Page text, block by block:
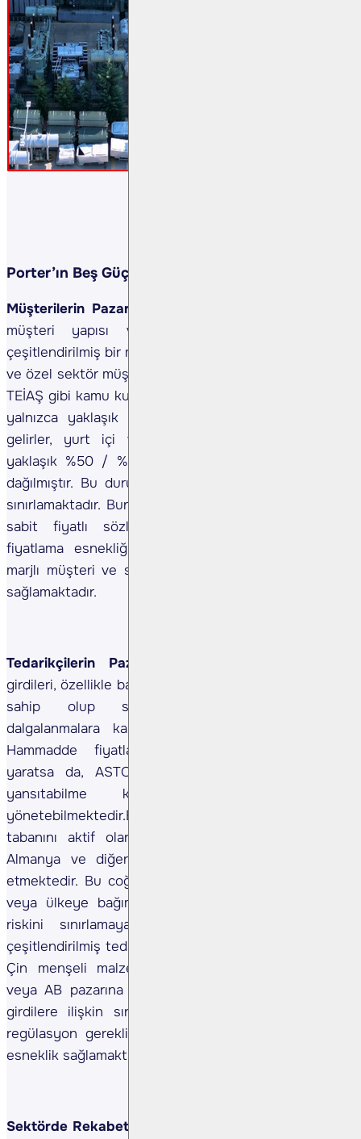
Porter’ın Beş Güç Modeli
Müşterilerin Pazarlık Gücü (Düşük-Orta) –
müşteri yapısı ve coğrafi dağılım açısından
çeşitlendirilmiş bir müşteri portföyüne sahiptir. Kamu
ve özel sektör müşterilerine hizmet verilmekte olup,
TEİAŞ gibi kamu kuruluşlarının payı toplam satışların
yalnızca yaklaşık %10’unu oluşturmaktadır. Ayrıca
gelirler, yurt içi ve yurt dışı pazarlar arasında
yaklaşık %50 / %50 oranında dengeli bir şekilde
dağılmıştır. Bu durum müşteri yoğunlaşması riskini
sınırlamaktadır. Buna ek olarak, şirketin uzun vadeli
sabit fiyatlı sözleşmelerden kaçınma stratejisi
fiyatlama esnekliğini korumakta ve daha yüksek
marjlı müşteri ve sözleşmelere yönelmesine imkân
sağlamaktadır.
Tedarikçilerin Pazarlık Gücü (Orta) –
girdileri, özellikle bakır, trafo üretiminde kritik öneme
sahip olup sektörü emtia fiyatlarındaki
dalgalanmalara karşı hassas hale getirmektedir.
Hammadde fiyatlarındaki artışlar maliyet riski
yaratsa da, ASTOR bu artışları ürün fiyatlarına
yansıtabilme kabiliyeti sayesinde riski
yönetebilmektedir.Buna ek olarak şirket, tedarikçi
tabanını aktif olarak çeşitlendirmekte; Kore, Çin,
Almanya ve diğer bölgelerden hammadde temin
etmektedir. Bu coğrafi çeşitlilik, tek bir tedarikçiye
veya ülkeye bağımlılığı azaltarak tedarik kesintisi
riskini sınırlamaya yardımcı olmaktadır. Ayrıca
çeşitlendirilmiş tedarik ağı, ABD’ye satılan ürünlerde
Çin menşeli malzeme kullanımına yönelik kısıtlar
veya AB pazarına giden ürünlerde Rusya kaynaklı
girdilere ilişkin sınırlamalar gibi farklı müşteri ve
regülasyon gerekliliklerine uyum açısından şirkete
esneklik sağlamaktadır.
Sektörde Rekabet (Orta) –